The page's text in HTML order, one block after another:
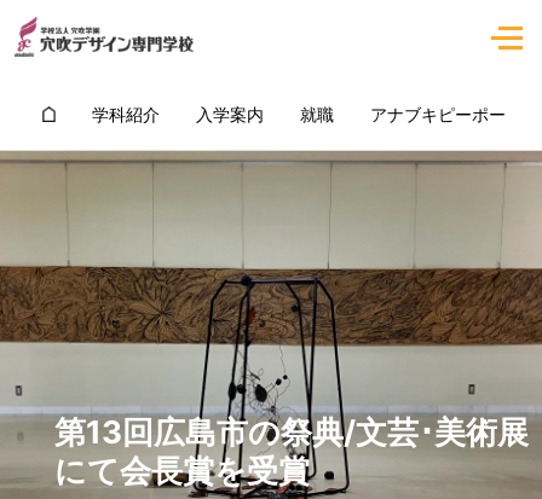
学科紹介 入学案内 就職 アナブキピーポー
第13回広島市の祭典/文芸･美術展
にて会長賞を受賞